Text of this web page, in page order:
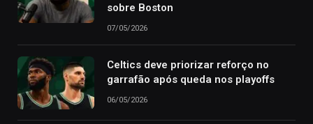
sobre Boston
07/05/2026
Celtics deve priorizar reforço no
garrafão após queda nos playoffs
06/05/2026